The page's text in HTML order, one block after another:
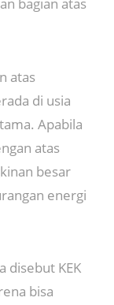
bagian atas
atas
di usia
Apabila
atas
besar
energi
disebut KEK
bisa